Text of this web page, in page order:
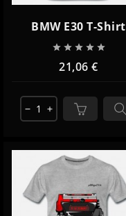
BMW E30 T-Shirt
    
21,06 €
remove add